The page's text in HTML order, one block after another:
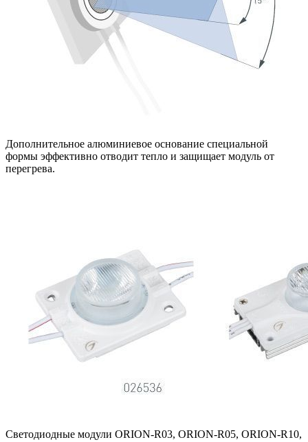
Дополнительное алюминиевое основание специальной
формы эффективно отводит тепло и защищает модуль от
перегрева.
Светодиодные модули ORION-R03, ORION-R05, ORION-R10,